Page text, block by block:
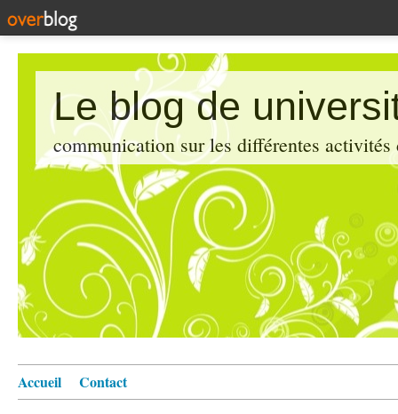
Le blog de
communication sur les différentes
Accueil Contact